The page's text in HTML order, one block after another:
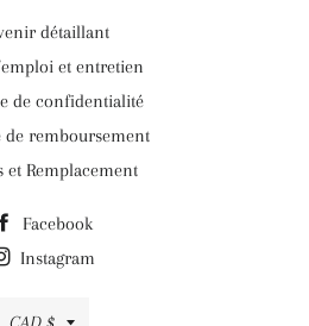
détaillant
et entretien
de confidentialité
de remboursement
et Remplacement
Facebook
Instagram
Devise